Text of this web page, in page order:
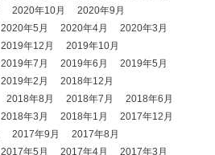
2020年10月
2020年9月
2020年5月 2020年4月
2020年3月
2019年12月
2019年10月
2019年7月 2019年6月
2019年5月
2019年2月
2018年12月
2018年8月 2018年7月
2018年6月
2018年3月 2018年1月
2017年12月
2017年9月
2017年8月
2017年5月 2017年4月
2017年3月